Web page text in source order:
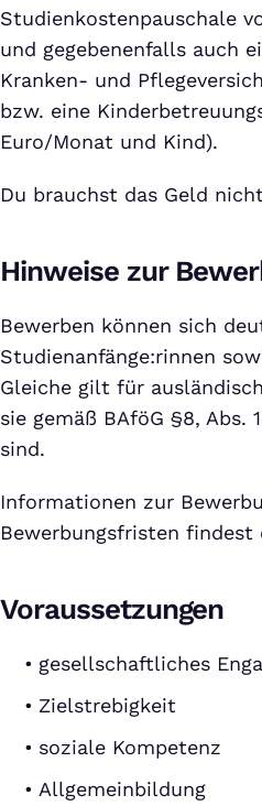
Studienkostenpauschale
und gegebenenfalls auch
Kranken- und
bzw. eine
Euro/Monat und Kind).
Du brauchst das Geld
Hinweise zur
Bewerben können sich
Studienanfänge:rinnen
Gleiche gilt für
sie gemäß BAföG §8, Abs.
sind.
Informationen zur
Bewerbungsfristen findest
Voraussetzungen
gesellschaftliches
Zielstrebigkeit
soziale Kompetenz
Allgemeinbildung